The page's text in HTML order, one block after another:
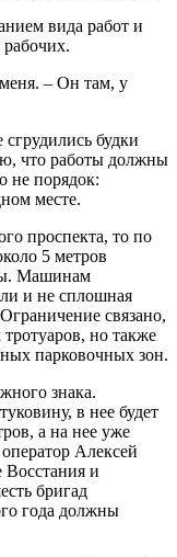
вида работ и
– Он там, у
будки
что работы должны
не порядок:
месте.
проспекта, то по
5 метров
Машинам
и не сплошная
связано,
но также
парковочных зон.
знака.
в нее будет
а на нее уже
Алексей
Восстания и
бригад
года должны